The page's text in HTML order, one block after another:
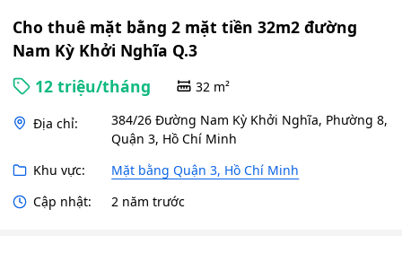
Cho thuê mặt bằng 2 mặt tiền 32m2 đường
Nam Kỳ Khởi Nghĩa Q.3
12 triệu/tháng
32 m²
Địa chỉ:
384/26 Đường Nam Kỳ Khởi Nghĩa, Phường 8,
Quận 3, Hồ Chí Minh
Khu vực:
Mặt bằng Quận 3, Hồ Chí Minh
Cập nhật:
2 năm trước